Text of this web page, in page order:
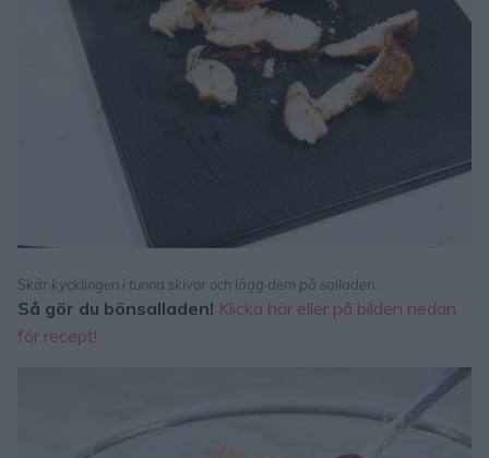
Skär kycklingen i tunna skivor och lägg dem på salladen.
Så gör du bönsalladen! Klicka här eller på bilden nedan
för recept!